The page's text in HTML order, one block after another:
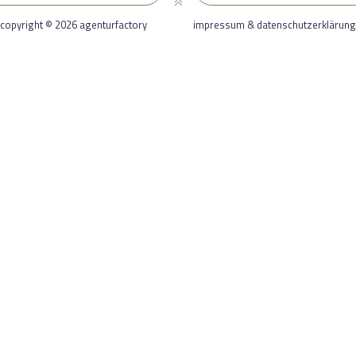
copyright © 2026 agenturfactory impressum & datenschutzerklärung